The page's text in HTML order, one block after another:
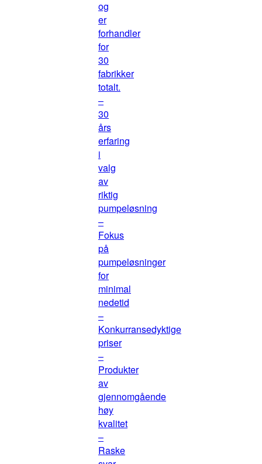
og
er
forhandler
for
30
fabrikker
totalt.
–
30
års
erfaring
i
valg
av
riktig
pumpeløsning
–
Fokus
på
pumpeløsninger
for
minimal
nedetid
–
Konkurransedyktige
priser
–
Produkter
av
gjennomgående
høy
kvalitet
–
Raske